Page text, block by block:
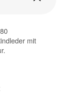
mit